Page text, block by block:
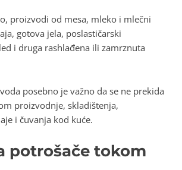
proizvodi od mesa, mleko i mlečni
gotova jela, poslastičarski
i druga rashlađena ili zamrznuta
posebno je važno da se ne prekida
proizvodnje, skladištenja,
i čuvanja kod kuće.
potrošače tokom